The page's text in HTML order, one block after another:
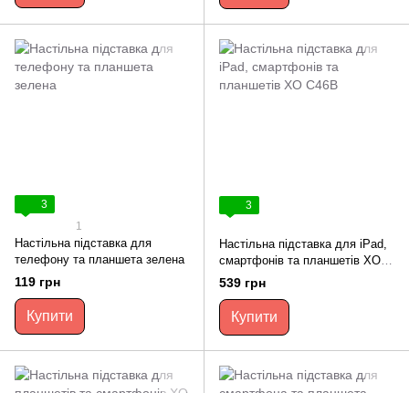
3
1
Настільна підставка для
телефону та планшета зелена
119 грн
Купити
3
Настільна підставка для iPad,
смартфонів та планшетів XO
C46B
539 грн
Купити